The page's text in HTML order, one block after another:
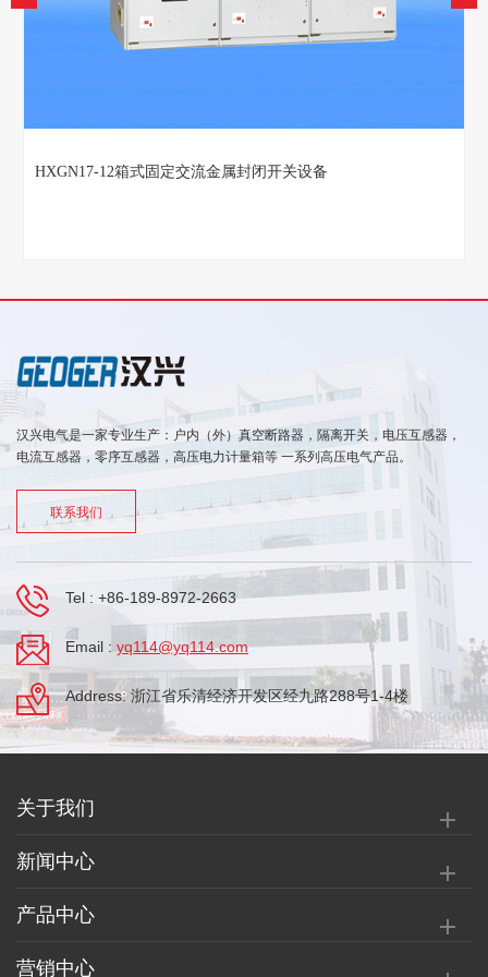
HXGN17-12箱式固定交流金属封闭开关设备
汉兴电气是一家专业生产：户内（外）真空断路器，隔离开关，电压互感器，
电流互感器，零序互感器，高压电力计量箱等 一系列高压电气产品。
联系我们
Tel : +86-189-8972-2663
Email : yq114@yq114.com
Address: 浙江省乐清经济开发区经九路288号1-4楼
关于我们
新闻中心
产品中心
营销中心